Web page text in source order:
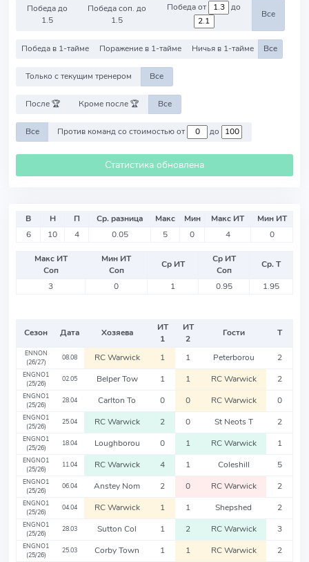
Победа до
1.5
Победа соп. до
1.5
Победа от до
Все
Победа в 1-тайме Поражение в 1-тайме Ничья в 1-тайме Все
Только с текущим тренером Все
После 🏆 Кроме после 🏆 Все
Все Против команд со стоимостью от до
Статистика обновлена
В Н П Ср. разница Макс Мин Макс ИТ
Мин ИТ
6
10 4 0.05 5 0 4 0
Макс ИТ
Соп
Мин ИТ
Соп
Ср ИТ
Ср ИТ
Соп
Ср. Т
3
0 1 0.95 1.95
Сезон Дата Хозяева
ИТ
1
ИТ
2
Гости Т
ENNON
(26/27)
08.08 RC Warwick 1 1 Peterborou 2
ENGNO1
(25/26)
02.05 Belper Tow 1 1 RC Warwick 2
ENGNO1
(25/26)
28.04 Carlton To 0 0 RC Warwick 0
ENGNO1
(25/26)
25.04 RC Warwick 2 0 St Neots T 2
ENGNO1
(25/26)
18.04 Loughborou 0 1 RC Warwick 1
ENGNO1
(25/26)
11.04 RC Warwick 4 1 Coleshill 5
ENGNO1
(25/26)
06.04 Anstey Nom 2 0 RC Warwick 2
ENGNO1
(25/26)
04.04 RC Warwick 1 1 Shepshed 2
ENGNO1
(25/26)
28.03 Sutton Col 1 2 RC Warwick 3
ENGNO1
(25/26)
25.03 Corby Town 1 1 RC Warwick 2